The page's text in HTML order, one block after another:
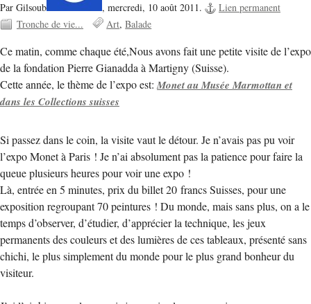
Par Gilsoub , mercredi, 10 août 2011.
Lien permanent
Tronche de vie...
Art Balade
Ce matin, comme chaque été,Nous avons fait une petite visite de l’expo
de la fondation Pierre Gianadda à Martigny (Suisse).
Cette année, le thème de l’expo est:Monet au Musée Marmottan et
dans les Collections suisses
Si passez dans le coin, la visite vaut le détour. Je n’avais pas pu voir
l’expo Monet à Paris ! Je n’ai absolument pas la patience pour faire la
queue plusieurs heures pour voir une expo !
Là, entrée en 5 minutes, prix du billet 20 francs Suisses, pour une
exposition regroupant 70 peintures ! Du monde, mais sans plus, on a le
temps d’observer, d’étudier, d’apprécier la technique, les jeux
permanents des couleurs et des lumières de ces tableaux, présenté sans
chichi, le plus simplement du monde pour le plus grand bonheur du
visiteur.